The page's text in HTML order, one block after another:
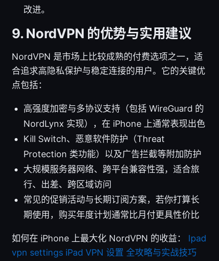
改进。
9. NordVPN 的优势与实用建议
NordVPN 是市场上比较成熟的付费选项之一，适
合追求高隐私保护与稳定连接的用户。它的关键优
点包括：
高强度加密与多协议支持（包括 WireGuard 的
NordLynx 实现），在 iPhone 上通常表现出色
Kill Switch、恶意软件防护（Threat
Protection 类功能）以及广告拦截等附加防护
大规模服务器网络、跨平台兼容性强，适合旅
行、出差、跨区域访问
常见的促销活动与长期订阅方案，若你打算长
期使用，购买年度计划通常比月付更具性价比
如何在 iPhone 上最大化 NordVPN 的收益： Ipad
vpn settings iPad VPN 设置 全攻略与实战技巧